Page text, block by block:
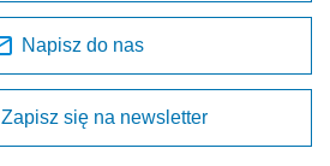
Napisz do nas
Zapisz się na newsletter